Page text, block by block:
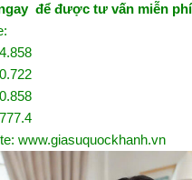
để được tư vấn miễn
www.giasuquockhanh.vn